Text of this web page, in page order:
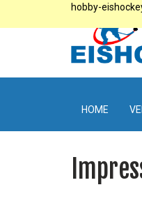
hobby-
HOME